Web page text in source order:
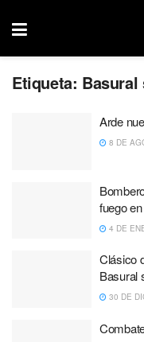
Etiqueta: Basural
Arde
8 DE
fuego
4 DE
Clásico
Basural
30 DE